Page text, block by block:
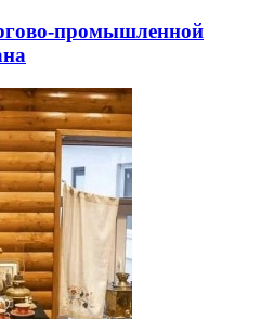
промышленной